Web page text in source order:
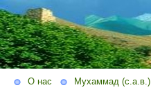
О нас Мухаммад (с.а.в.)